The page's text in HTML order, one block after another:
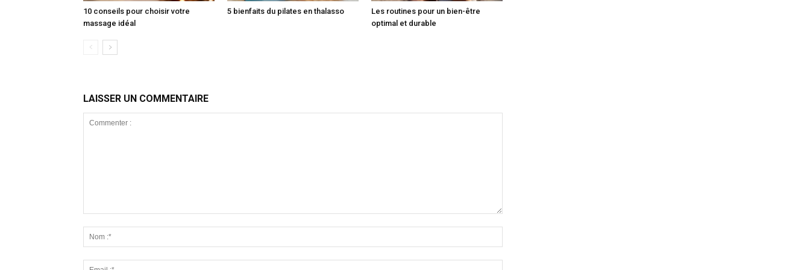
10 conseils pour choisir votre
massage idéal
5 bienfaits du pilates en thalasso
Les routines pour un bien-être
optimal et durable
LAISSER UN COMMENTAIRE